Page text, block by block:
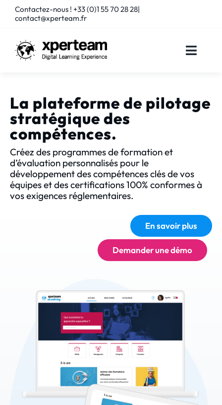
PasserContactez-nous ! +33 (0)1 55 70 28 28|
contact@xperteam.fr
Toggle
SERVICES
PARTENAIRES
CLIENTS
RESSOURCES
La plateforme de pilotage
stratégique des
compétences.
Créez des programmes de formation et
d’évaluation personnalisés pour le
développement des compétences clés de vos
équipes et des certifications 100% conformes à
vos exigences réglementaires.
En savoir plus
Demander une démo